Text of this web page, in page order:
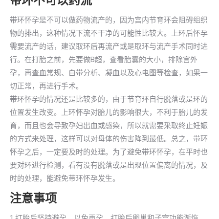
带环怀孕是不可以做药物流产的，因为宫内节育环会阻碍组织
物的排出，这种情况下流不干净的可能性比较大。上环后怀孕
需要流产的话，建议取环后再流产或是取环与流产手术同时进
行。在打胎之前，先要做B超，查看胎囊的大小，排除宫外
孕，再查血常规、白带分析、凝血以及心电图等检查，如果一
切正常，再进行手术。
带环怀孕的情况还是比较多的，由于节育环自行脱落或是环的
位置发生改变。上环怀孕对胎儿的影响很大，不利于胎儿的发
育，而且也会导致孕妇出血或感染，所以就需要采取终止妊娠
的方式来处理，这样可以对母体的伤害降到最低。总之，带环
怀孕之后，一定要及时的处理。为了避免带环怀孕，在平时也
要对环进行检测，看有没有脱落或是出现位置偏离的情况，及
时的处理，能避免带环怀孕发生。
注意事项